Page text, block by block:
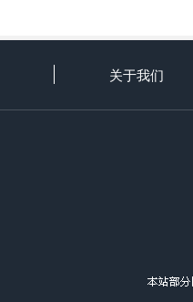
关于我们